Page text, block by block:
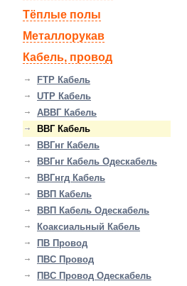
Тёплые полы
Металлорукав
Кабель, провод
FTP Кабель
UTP Кабель
АВВГ Кабель
ВВГ Кабель
ВВГнг Кабель
ВВГнг Кабель Одескабель
ВВГнгд Кабель
ВВП Кабель
ВВП Кабель Одескабель
Коаксиальный Кабель
ПВ Провод
ПВС Провод
ПВС Провод Одескабель